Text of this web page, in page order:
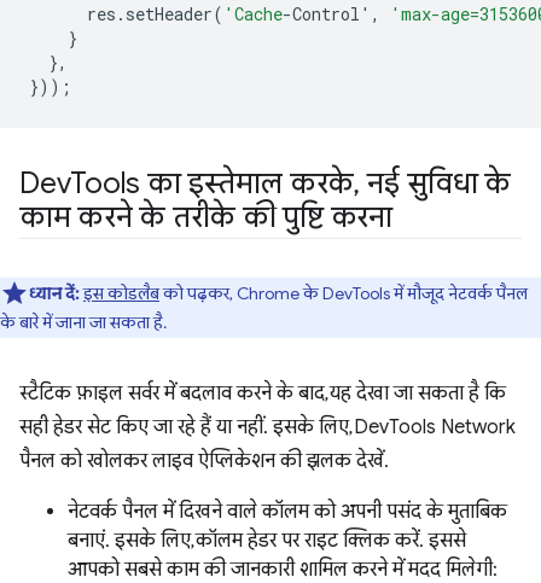
res . setHeader( 'Cache-Control' ,
'max-
}
},
}));
DevTools का इस्तेमाल करके, नई सुविधा के
काम करने के तरीके की पुष्टि करना
ध्यान दें:इस कोडलैबको पढ़कर, Chrome के DevTools में मौजूद नेटवर्क पैनल
के बारे में जाना जा सकता है.
स्टैटिक फ़ाइल सर्वर में बदलाव करने के बाद, यह देखा जा सकता है कि
सही हेडर सेट किए जा रहे हैं या नहीं. इसके लिए, DevTools Network
पैनल को खोलकर लाइव ऐप्लिकेशन की झलक देखें.
नेटवर्क पैनल में दिखने वाले कॉलम को अपनी पसंद के मुताबिक
बनाएं. इसके लिए, कॉलम हेडर पर राइट क्लिक करें. इससे
आपको सबसे काम की जानकारी शामिल करने में मदद मिलेगी: